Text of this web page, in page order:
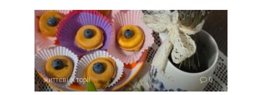
життєві історії 0